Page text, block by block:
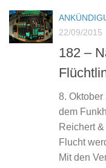
22/09/2015
182 –
8.
dem
Reichert
Flucht
Mit den